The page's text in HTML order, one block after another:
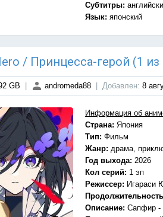
Субтитры:
Язык: японский
/ Принцесса-герой (1 из
GB andromeda88 Добавлен: 8
Информация об
Страна: Япония
Тип: Фильм
Жанр: драма,
Год выхода: 2026
Кол серий: 1 эп
Режиссер: Игараси
Описание: Сапфир -